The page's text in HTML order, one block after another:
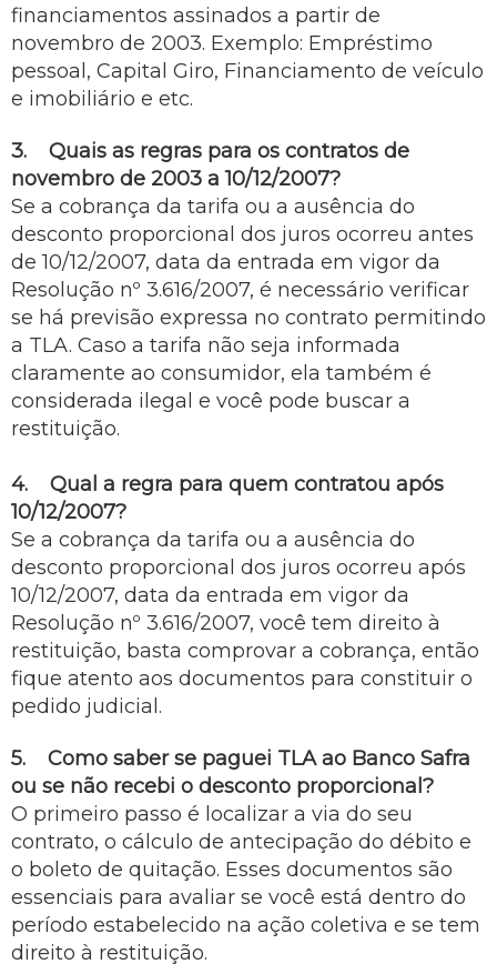
financiamentos assinados a partir de
novembro de 2003. Exemplo: Empréstimo
pessoal, Capital Giro, Financiamento de veículo
e imobiliário e etc.
3. Quais as regras para os contratos de
novembro de 2003 a 10/12/2007?
Se a cobrança da tarifa ou a ausência do
desconto proporcional dos juros ocorreu antes
de 10/12/2007, data da entrada em vigor da
Resolução nº 3.616/2007, é necessário verificar
se há previsão expressa no contrato permitindo
a TLA. Caso a tarifa não seja informada
claramente ao consumidor, ela também é
considerada ilegal e você pode buscar a
restituição.
4. Qual a regra para quem contratou após
10/12/2007?
Se a cobrança da tarifa ou a ausência do
desconto proporcional dos juros ocorreu após
10/12/2007, data da entrada em vigor da
Resolução nº 3.616/2007, você tem direito à
restituição, basta comprovar a cobrança, então
fique atento aos documentos para constituir o
pedido judicial.
5. Como saber se paguei TLA ao Banco Safra
ou se não recebi o desconto proporcional?
O primeiro passo é localizar a via do seu
contrato, o cálculo de antecipação do débito e
o boleto de quitação. Esses documentos são
essenciais para avaliar se você está dentro do
período estabelecido na ação coletiva e se tem
direito à restituição.